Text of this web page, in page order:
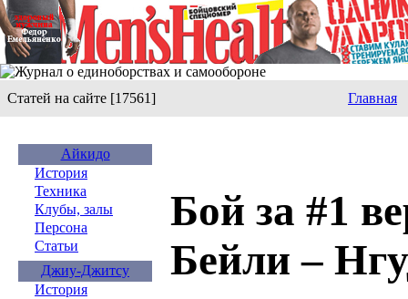
Статей на сайте [17561] Главная
Айкидо
История
Техника
Клубы, залы
Персона
Статьи
Джиу-Джитсу
История
Бой за #1
Бейли –